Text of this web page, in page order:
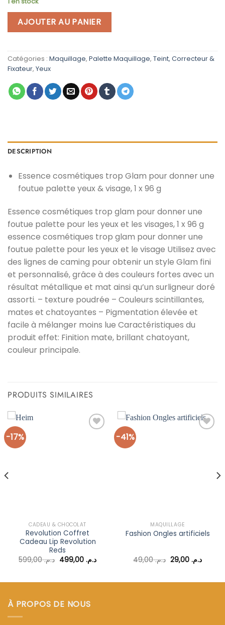
initial
était :
actuel
AJOUTER AU PANIER
Catégories : Maquillage, Palette Maquillage, Teint, Correcteur &
Fixateur, Yeux
DESCRIPTION
Essence cosmétiques trop Glam pour donner une
foutue palette yeux & visage, 1 x 96 g
Essence cosmétiques trop glam pour donner une
foutue palette pour les yeux et les visages, 1 x 96 g
essence cosmétiques trop glam pour donner une
foutue palette pour les yeux et le visage Utilisez avec
des lignes de caming pour obtenir un style Glam fini
et personnalisé, grâce à des couleurs fortes avec un
résultat métallique et mat ainsi qu’un surligneur doré
assorti. – texture poudrée – Couleurs scintillantes,
mates et chatoyantes – Pigmentation élevée et
facile à mélanger moins lue Caractéristiques du
produit effet: Finition mate, brillant chatoyant,
couleur principale.
PRODUITS SIMILAIRES
-17%
CADEAU & CHOCOLAT
Revolution Coffret
Cadeau Lip Revolution
Reds
د.م.599,00 Le
د.م. 599,00.
د.م. 499,00 Le
د.م. 499,00.
-41%
MAQUILLAGE
Fashion Ongles artificiels
د.م.49,00 Le
prix
د.م. 49,00.
د.م. 29,00 Le
د.م. 85,00.
À PROPOS DE NOUS